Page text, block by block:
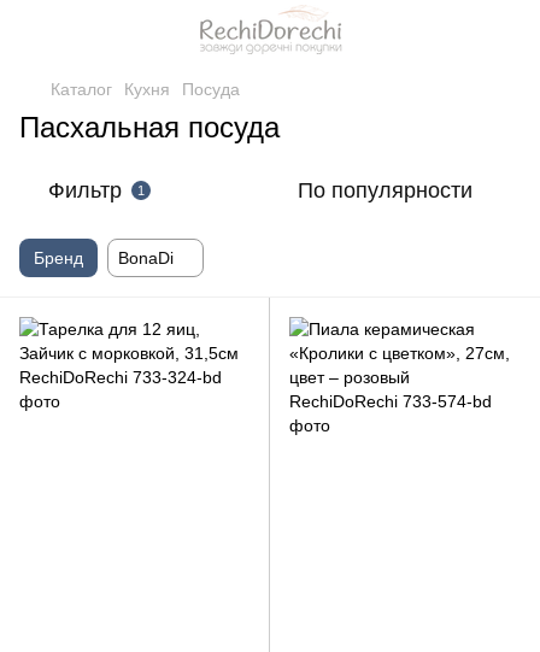
Каталог Кухня Посуда
Пасхальная посуда
Фильтр 1 По популярности
Бренд BonaDi